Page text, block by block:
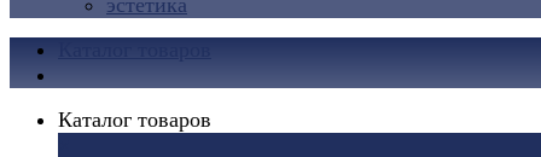
эстетика
Каталог товаров